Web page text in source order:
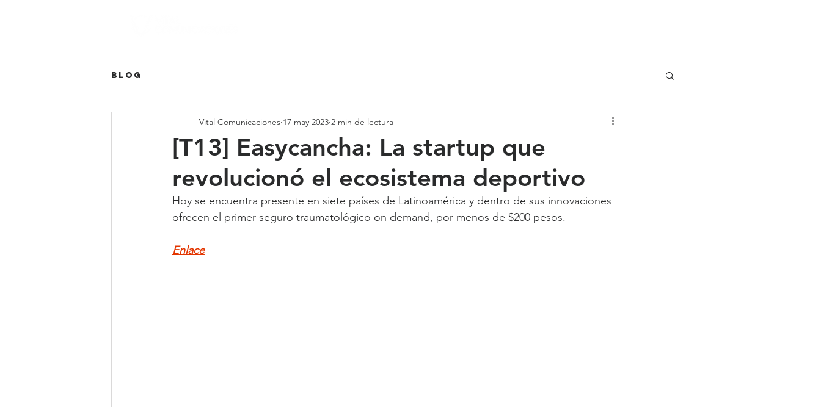
Blog
[T13] Easycancha: La startup que
revolucionó el ecosistema deportivo
Vital Comunicaciones 17 may 2023 2 min de lectura
Hoy se encuentra presente en siete países de Latinoamérica y dentro de sus innovaciones
ofrecen el primer seguro traumatológico on demand, por menos de $200 pesos.
Enlace